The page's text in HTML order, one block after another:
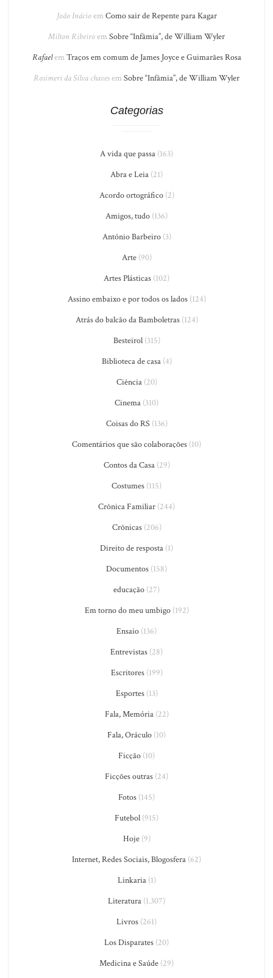
João Inácioem Como sair de Repente para Kagar
Milton Ribeiroem Sobre “Infâmia”, de William Wyler
Rafaelem Traços em comum de James Joyce e Guimarães Rosa
Rosimeri da Silva chavesem Sobre “Infâmia”, de William Wyler
Categorias
A vida que passa (163)
Abra e Leia (21)
Acordo ortográfico(2)
Amigos, tudo (136)
António Barbeiro(3)
Arte(90)
Artes Plásticas (102)
Assino embaixo e por todos os lados(124)
Atrás do balcão da Bamboletras(124)
Besteirol(315)
Biblioteca de casa(4)
Ciência(20)
Cinema (310)
Coisas do RS(136)
Comentários que são colaborações (10)
Contos da Casa(29)
Costumes (115)
Crônica Familiar (244)
Crônicas(206)
Direito de resposta (1)
Documentos (158)
educação (27)
Em torno do meu umbigo(192)
Ensaio (136)
Entrevistas (28)
Escritores(199)
Esportes(13)
Fala, Memória(22)
Fala, Oráculo (10)
Ficção (10)
Ficções outras (24)
Fotos (145)
Futebol (915)
Hoje(9)
Internet, Redes Sociais, Blogosfera (62)
Linkaria(1)
Literatura (1.307)
Livros (261)
Los Disparates (20)
Medicina e Saúde (29)